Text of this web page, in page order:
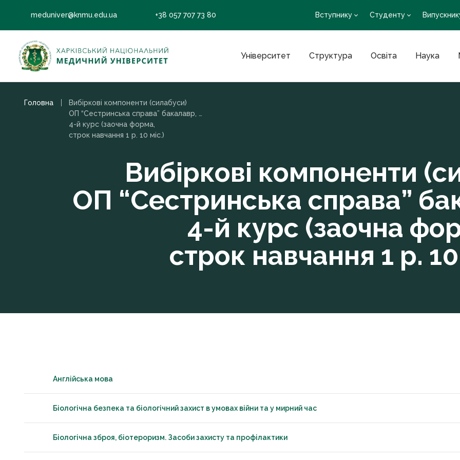
meduniver@knmu.edu.ua +38 057 707 73 80 Вступнику Студенту
Університет Структура Освіта Наука
Головна
Вибіркові компоненти (силабуси)
ОП “Сестринська справа” бакалавр, 2022
4-й курс (заочна форма,
строк навчання 1 р. 10 міс.)
Вибіркові компоненти
ОП “Сестринська справа”
4-й курс (заочна
строк навчання 1 р.
Англійська мова
Біологічна безпека та біологічний захист в умовах війни та у мирний час
Біологічна зброя, біотероризм. Засоби захисту та профілактики